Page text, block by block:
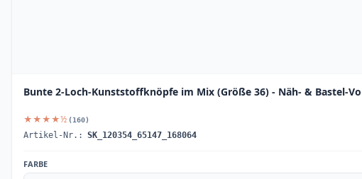
Bunte 2-Loch-Kunststoffknöpfe im Mix (Größe 36) - Näh- & Bastel-
★★★★½ (160)
Artikel-Nr.: SK_120354_65147_168064
FARBE